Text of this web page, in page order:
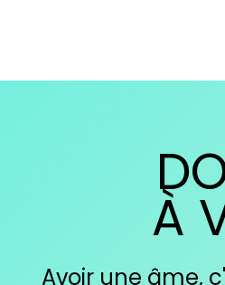
À
Avoir une âme,